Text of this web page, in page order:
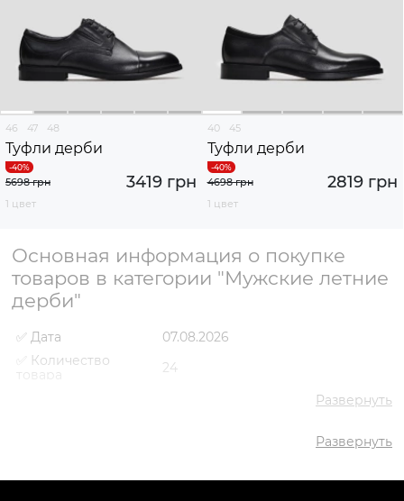
46 47 48
Туфли дерби
3419 грн
5698 грн
1 цвет
40 45
Туфли дерби
2819 грн
4698 грн
1 цвет
Основная информация о покупке
товаров в категории "Мужские летние
дерби"
✅ Дата
07.08.2026
✅ Количество
товара
24
Развернуть
Развернуть